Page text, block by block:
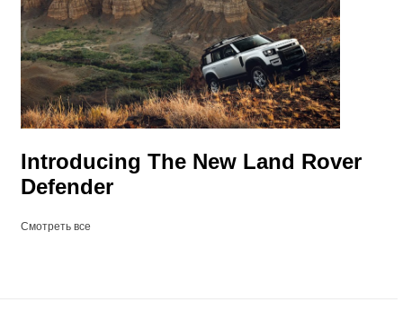
Introducing The New Land Rover
Defender
Смотреть все